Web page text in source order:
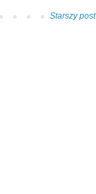
Starszy post